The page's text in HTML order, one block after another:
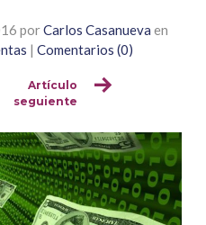
porCarlos Casanueva en
| Comentarios (0)
Artículo
seguiente